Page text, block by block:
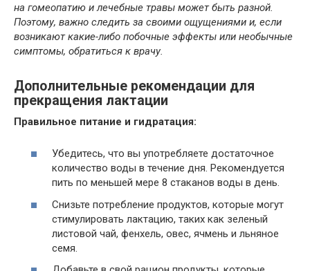
на гомеопатию и лечебные травы может быть разной.
Поэтому, важно следить за своими ощущениями и, если
возникают какие-либо побочные эффекты или необычные
симптомы, обратиться к врачу.
Дополнительные рекомендации для
прекращения лактации
Правильное питание и гидратация:
Убедитесь, что вы употребляете достаточное
количество воды в течение дня. Рекомендуется
пить по меньшей мере 8 стаканов воды в день.
Снизьте потребление продуктов, которые могут
стимулировать лактацию, таких как зеленый
листовой чай, фенхель, овес, ячмень и льняное
семя.